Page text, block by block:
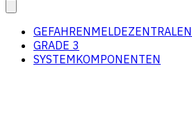
GEFAHRENMELDEZENTRALEN
GRADE 3
SYSTEMKOMPONENTEN